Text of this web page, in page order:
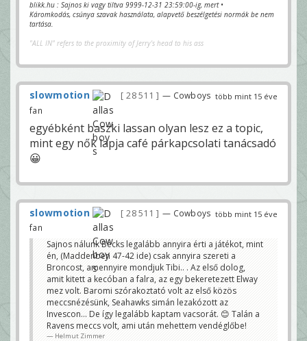
blikk.hu : Sajnos ki vagy tiltva 9999-12-31 23:59:00-ig, mert •
Káromkodás, csúnya szavak használata, alapvető beszélgetési normák be nem
tartása.
"ALL IN" refers to the proximity of Jerry's head to his ass
több mint 15 éve
slowmotion 28 511
— Cowboys
fan
egyébként baszki lassan olyan lesz ez a topic,
mint egy nők lapja café párkapcsolati tanácsadó
😀
több mint 15 éve
slowmotion 28 511
— Cowboys
fan
Sajnos nálunk Becks legalább annyira érti a játékot, mint
én, (Maddenben 47-42 ide) csak annyira szereti a
Broncost, amennyire mondjuk Tibi.. . Az első dolog,
amit kitett a kecóban a falra, az egy bekeretezett Elway
mez volt. Baromi szórakoztató volt az első közös
meccsnézésünk, Seahawks simán lezakózott az
Invescon... De így legalább kaptam vacsorát. 😊 Talán a
Ravens meccs volt, ami után mehettem vendéglőbe!
Helmut Zimmer